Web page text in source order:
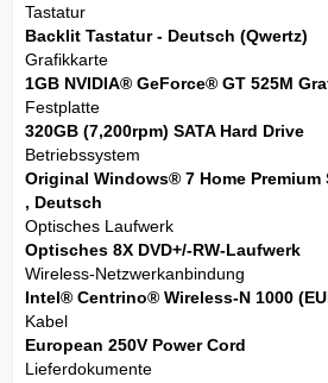
Tastatur
Backlit Tastatur - Deutsch (Qwertz)
Grafikkarte
1GB NVIDIA® GeForce® GT 525M
Festplatte
320GB (7,200rpm) SATA Hard Drive
Betriebssystem
Original Windows® 7 Home Premium
, Deutsch
Optisches Laufwerk
Optisches 8X DVD+/-RW-Laufwerk
Wireless-Netzwerkanbindung
Intel® Centrino® Wireless-N 1000
Kabel
European 250V Power Cord
Lieferdokumente